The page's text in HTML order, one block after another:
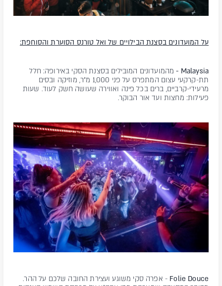
על המועדונים בסצנת הבילויים של ואל טורנס הסוערת והסוחפת:
Malaysia -
מהמועדונים המובילים בסצנת הסקי באירופה: חלל
תת-קרקעי עצום המתפרס על פני 1,000 מ"ר, מוזיקה ובסים
מרעידי-קרביים, ברים בכל פינה ואווירה שעושה חשק לעוד. שעות
פעילות: מחצות ועד אור הבוקר.
Folie Douce - אפרה סקי משוגע ועצירת החובה שלכם על ההר.